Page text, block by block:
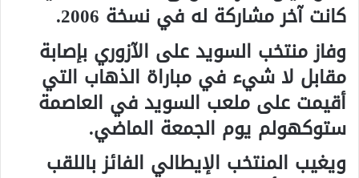
كانت آخر مشاركة له في نسخة 2006.
وفاز منتخب السويد على الآزوري بإصابة
مقابل لا شيء في مباراة الذهاب التي
أقيمت على ملعب السويد في العاصمة
ستوكهولم يوم الجمعة الماضي.
ويغيب المنتخب الإيطالي الفائز باللقب